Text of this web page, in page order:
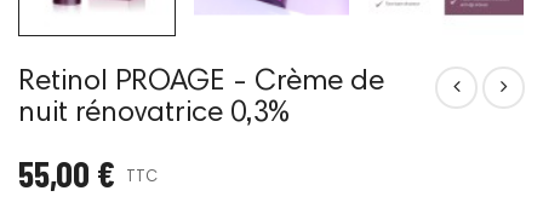
Retinol PROAGE - Crème de
nuit rénovatrice 0,3%
55,00 € TTC